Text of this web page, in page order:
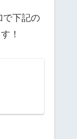
で下記の
！